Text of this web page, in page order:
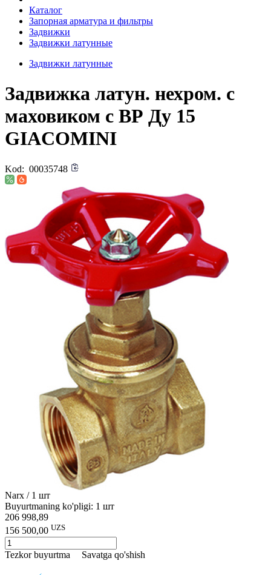
Каталог
Запорная арматура и фильтры
Задвижки
Задвижки латунные
Задвижки латунные
Задвижка латун. нехром. с
маховиком с ВР Ду 15
GIACOMINI
Kod: 00035748
Narx / 1 шт
Buyurtmaning ko'pligi: 1 шт
206 998,89
156 500,00 UZS
Tezkor buyurtma Savatga qo'shish